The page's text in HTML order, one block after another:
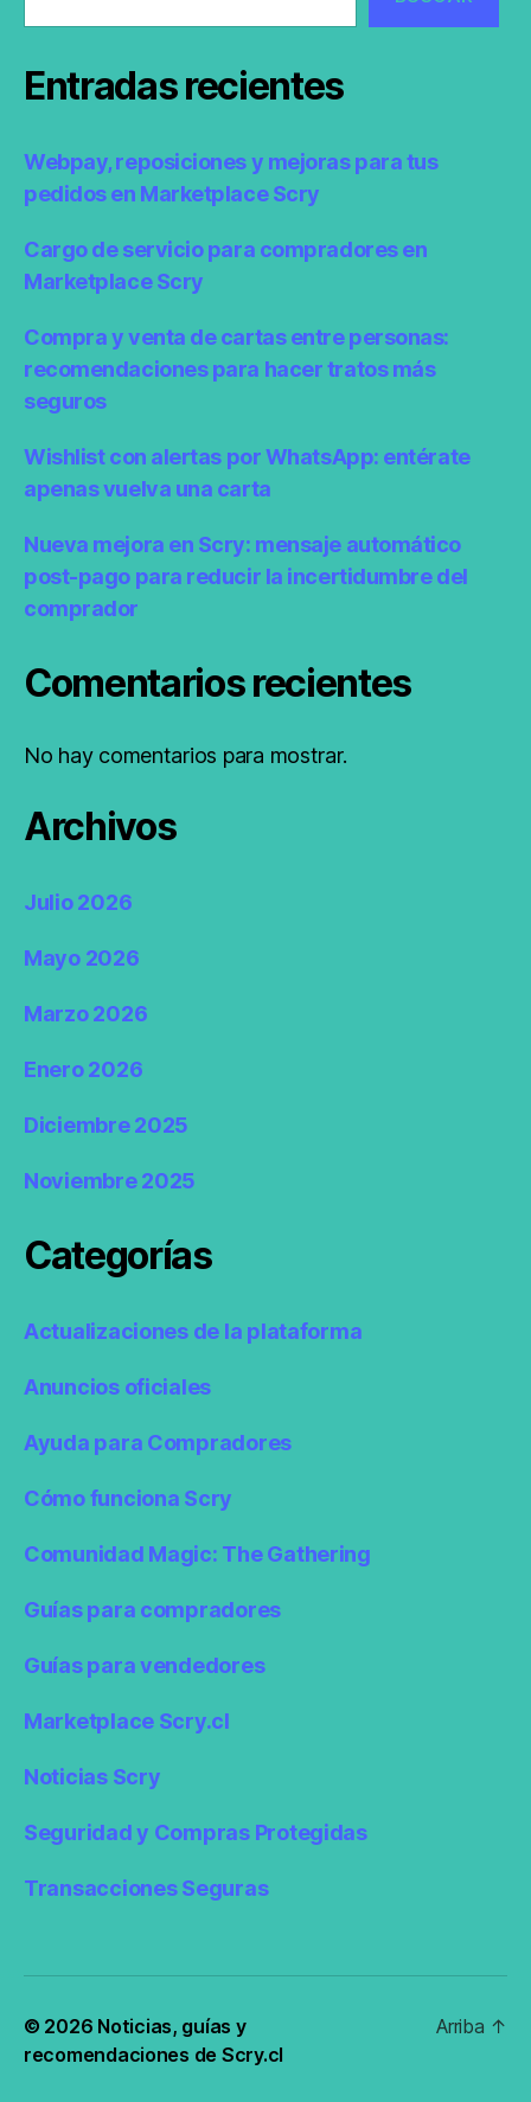
Entradas recientes
Webpay, reposiciones y mejoras para tus
pedidos en Marketplace Scry
Cargo de servicio para compradores en
Marketplace Scry
Compra y venta de cartas entre personas:
recomendaciones para hacer tratos más
seguros
Wishlist con alertas por WhatsApp: entérate
apenas vuelva una carta
Nueva mejora en Scry: mensaje automático
post-pago para reducir la incertidumbre del
comprador
Comentarios recientes
No hay comentarios para mostrar.
Archivos
Julio 2026
Mayo 2026
Marzo 2026
Enero 2026
Diciembre 2025
Noviembre 2025
Categorías
Actualizaciones de la plataforma
Anuncios oficiales
Ayuda para Compradores
Cómo funciona Scry
Comunidad Magic: The Gathering
Guías para compradores
Guías para vendedores
Marketplace Scry.cl
Noticias Scry
Seguridad y Compras Protegidas
Transacciones Seguras
© 2026 Noticias, guías y
recomendaciones de Scry.cl
Arriba ↑